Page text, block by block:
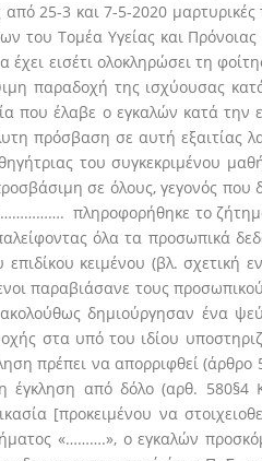
25-3 και 7-5-2020
του Τομέα Υγείας και
εισέτι ολοκληρώσει τη
παραδοχή της ισχύουσας
που έλαβε ο εγκαλών κατά
σε αυτή εξαιτίας
του συγκεκριμένου
σε όλους, γεγονός
πληροφορήθηκε το
όλα τα προσωπικά
κειμένου (βλ. σχετική
παραβιάσανε τους
δημιούργησαν ένα
στα υπό του ιδίου
πρέπει να απορριφθεί
έγκληση από δόλο (αρθ.
[προκειμένου να
«……….», ο εγκαλών